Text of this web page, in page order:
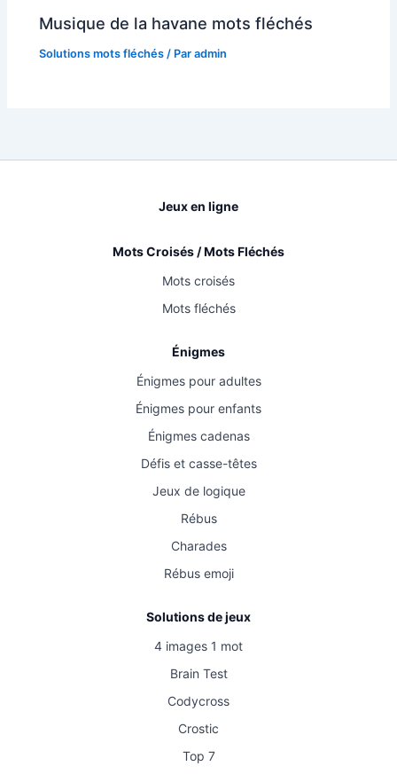
Musique de la havane mots fléchés
Solutions mots fléchés / Paradmin
Jeux en ligne
Mots Croisés / Mots Fléchés
Mots croisés
Mots fléchés
Énigmes
Énigmes pour adultes
Énigmes pour enfants
Énigmes cadenas
Défis et casse-têtes
Jeux de logique
Rébus
Charades
Rébus emoji
Solutions de jeux
4 images 1 mot
Brain Test
Codycross
Crostic
Top 7